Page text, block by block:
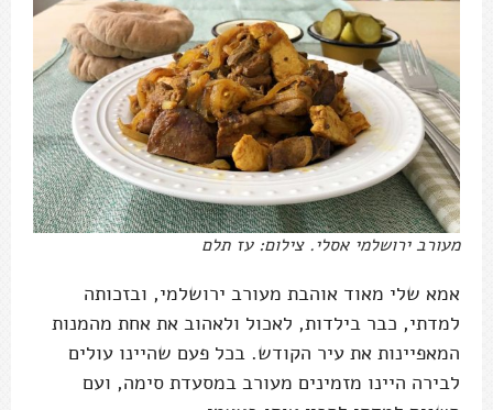
מעורב ירושלמי אסלי. צילום: עז תלם
אמא שלי מאוד אוהבת מעורב ירושלמי, ובזכותה
למדתי, כבר בילדות, לאכול ולאהוב את אחת מהמנות
המאפיינות את עיר הקודש. בכל פעם שהיינו עולים
לבירה היינו מזמינים מעורב במסעדת סימה, ועם